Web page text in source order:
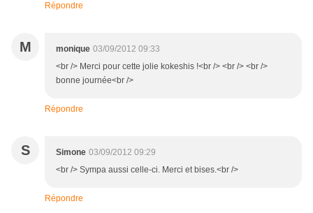
Répondre
M monique 03/09/2012 09:33
<br /> Merci pour cette jolie kokeshis !<br /> <br /> <br />
bonne journée<br />
Répondre
S Simone 03/09/2012 09:29
<br /> Sympa aussi celle-ci. Merci et bises.<br />
Répondre